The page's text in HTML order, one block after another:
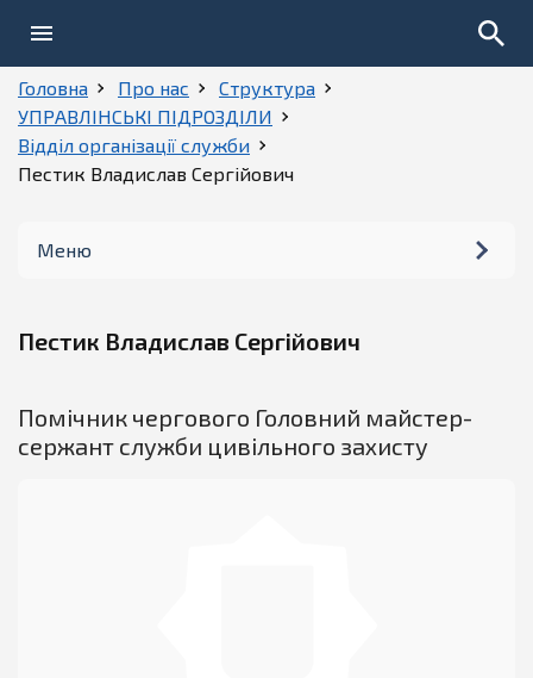
Головна Про нас
Структура
УПРАВЛІНСЬКІ ПІДРОЗДІЛИ
Відділ організації служби
Пестик Владислав Сергійович
Меню
Історія
Пестик Владислав Сергійович
Помічник чергового Головний майстер-
сержант служби цивільного захисту